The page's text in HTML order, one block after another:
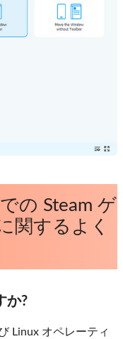
の Steam ゲ
関するよく
か?
Linux オペレーティ